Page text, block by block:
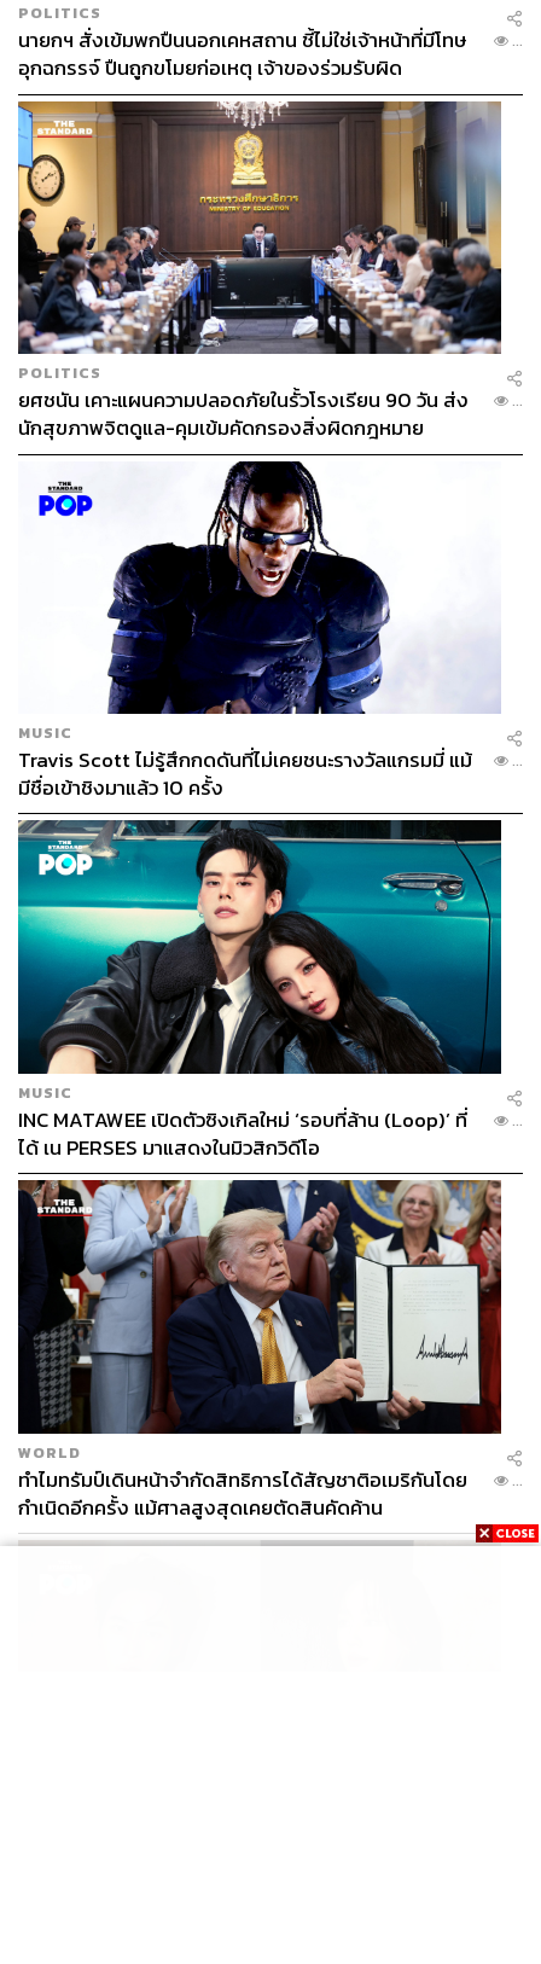
POLITICS
นายกฯ สั่งเข้มพกปืนนอกเคหสถาน ชี้ไม่ใช่เจ้าหน้าที่มีโทษ
อุกฉกรรจ์ ปืนถูกขโมยก่อเหตุ เจ้าของร่วมรับผิด
...
POLITICS
ยศชนัน เคาะแผนความปลอดภัยในรั้วโรงเรียน 90 วัน ส่ง
นักสุขภาพจิตดูแล-คุมเข้มคัดกรองสิ่งผิดกฎหมาย
...
MUSIC
Travis Scott ไม่รู้สึกกดดันที่ไม่เคยชนะรางวัลแกรมมี่ แม้
มีชื่อเข้าชิงมาแล้ว 10 ครั้ง
...
MUSIC
INC MATAWEE เปิดตัวซิงเกิลใหม่ ‘รอบที่ล้าน (Loop)’ ที่
ได้ เน PERSES มาแสดงในมิวสิกวิดีโอ
...
WORLD
ทำไมทรัมป์เดินหน้าจำกัดสิทธิการได้สัญชาติอเมริกันโดย
กำเนิดอีกครั้ง แม้ศาลสูงสุดเคยตัดสินคัดค้าน
...